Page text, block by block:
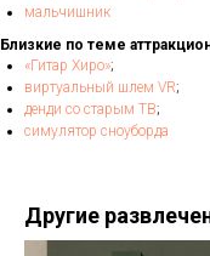
мальчишник
Близкие по теме
«Гитар Хиро»;
виртуальный шлем VR;
денди со старым ТВ;
симулятор сноуборда
Другие